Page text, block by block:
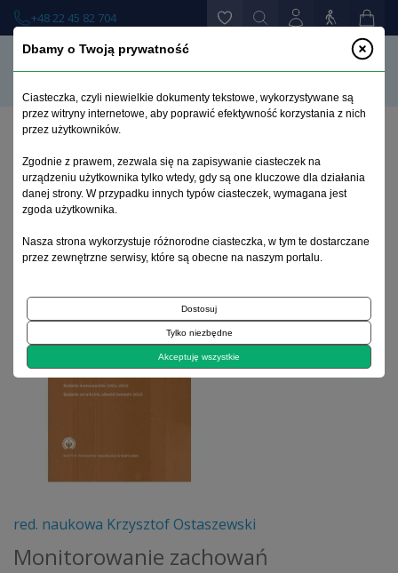
+48 22 45 82 704
Monitorowanie zachowań ryzykownych, zachowań
nałogowych i problemów zdrowia psychicznego 15-
letniej młodzieży. Badania mokotowskie 2004–2016.
Badania ukraińskie, obwód lwowski 2016
red. naukowa Krzysztof Ostaszewski
Monitorowanie zachowań
Dbamy o Twoją prywatność
Ciasteczka, czyli niewielkie dokumenty tekstowe, wykorzystywane są
przez witryny internetowe, aby poprawić efektywność korzystania z nich
przez użytkowników.
Zgodnie z prawem, zezwala się na zapisywanie ciasteczek na
urządzeniu użytkownika tylko wtedy, gdy są one kluczowe dla działania
danej strony. W przypadku innych typów ciasteczek, wymagana jest
zgoda użytkownika.
Nasza strona wykorzystuje różnorodne ciasteczka, w tym te dostarczane
przez zewnętrzne serwisy, które są obecne na naszym portalu.
Dostosuj
Tylko niezbędne
Akceptuję wszystkie